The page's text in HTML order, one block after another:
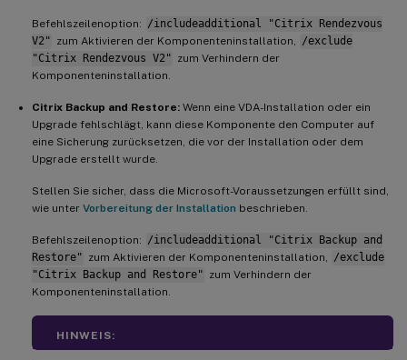
Befehlszeilenoption: /includeadditional "Citrix Rendezvous
V2" zum Aktivieren der Komponenteninstallation, /exclude
"Citrix Rendezvous V2" zum Verhindern der
Komponenteninstallation.
Citrix Backup and Restore: Wenn eine VDA-Installation oder ein
Upgrade fehlschlägt, kann diese Komponente den Computer auf
eine Sicherung zurücksetzen, die vor der Installation oder dem
Upgrade erstellt wurde.
Stellen Sie sicher, dass die Microsoft-Voraussetzungen erfüllt sind,
wie unter Vorbereitung der Installation beschrieben.
Befehlszeilenoption: /includeadditional "Citrix Backup and
Restore" zum Aktivieren der Komponenteninstallation, /exclude
"Citrix Backup and Restore" zum Verhindern der
Komponenteninstallation.
HINWEIS: